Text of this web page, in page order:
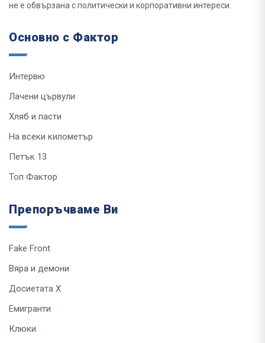
не е обвързана с политически и корпоративни интереси.
Основно с Фактор
Интервю
Лачени цървули
Хляб и пасти
На всеки километър
Петък 13
Топ Фактор
Препоръчваме Ви
Fake Front
Вяра и демони
Досиетата Х
Емигранти
Клюки